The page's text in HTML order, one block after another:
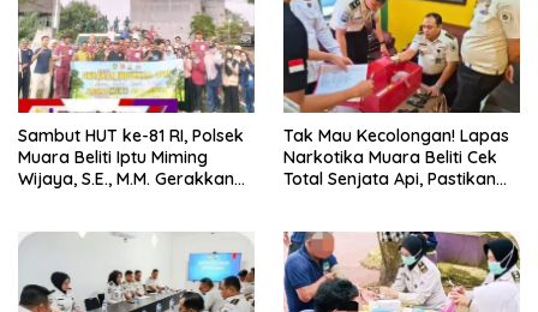
Sambut HUT ke-81 RI, Polsek
Muara Beliti Iptu Miming
Wijaya, S.E., M.M. Gerakkan
Tak Mau Kecolongan! Lapas
Narkotika Muara Beliti Cek
Total Senjata Api, Pastikan